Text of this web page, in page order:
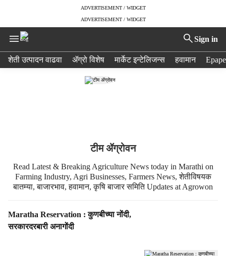
ADVERTISEMENT / WIDGET
ADVERTISEMENT / WIDGET
Sign in
e
शेती उत्पादन वाढवा ॲग्रो विशेष मार्केट इन्टेलिजन्स हवामान
टीम ॲग्रोवन
Read Latest & Breaking Agriculture News today in Marathi on
Farming Industry, Agri Businesses, Farmers News, शेतीविषयक
बातम्या, बाजारभाव, हवामान, कृषि बाजार समिति Updates at Agrowon
S
t
Maratha Reservation : कुणबीच्या नोंदी,
सरकारदरबारी अनागोंदी